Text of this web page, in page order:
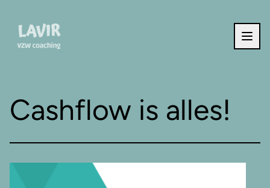
Ga naar de inhoud
Cashflow is alles!